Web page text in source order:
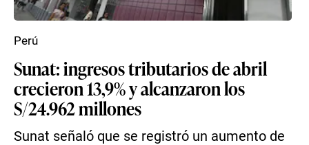
Sunat: ingresos tributarios de abril
crecieron 13,9% y alcanzaron los
S/24.962 millones
Sunat señaló que se registró un aumento de
Perú